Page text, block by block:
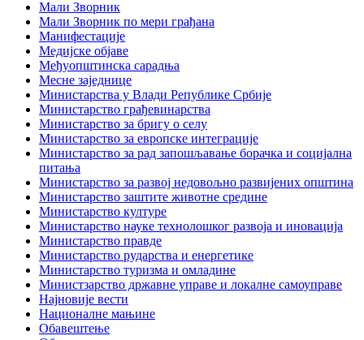
Мали Зворник
Мали Зворник по мери грађана
Манифестације
Медијске објаве
Међуопштинска сарадња
Месне заједнице
Министарства у Влади Републике Србије
Министарство грађевинарства
Министарство за бригу о селу
Министарство за европске интеграције
Министарство за рад запошљавање борачка и социјална
питања
Министарство за развој недовољно развијених општина
Министарство заштите животне средине
Министарство културе
Министарство науке технолошког развоја и иновација
Министарство правде
Министарство рударства и енергетике
Министарство туризма и омладине
Министзарство државне управе и локалне самоуправе
Најновије вести
Националне мањине
Обавештење